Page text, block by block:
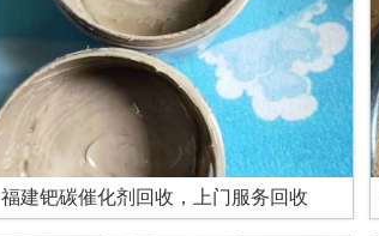
福建钯碳催化剂回收，上门服务回收